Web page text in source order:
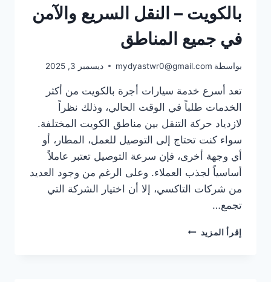
تبدأ
هنا
بالكويت – النقل السريع والآمن
في جميع المناطق
بواسطة mydyastwr0@gmail.com ديسمبر 3, 2025
تعد أسرع خدمة سيارات أجرة بالكويت من أكثر
الخدمات طلباً في الوقت الحالي، وذلك نظراً
لازدياد حركة التنقل بين مناطق الكويت المختلفة.
سواء كنت تحتاج إلى التوصيل للعمل، المطار، أو
أي وجهة أخرى، فإن سرعة التوصيل تعتبر عاملاً
أساسياً لجذب العملاء. وعلى الرغم من وجود العديد
من شركات التاكسي، إلا أن اختيار الشركة التي
تجمع…
إقرأ المزيد أسرع